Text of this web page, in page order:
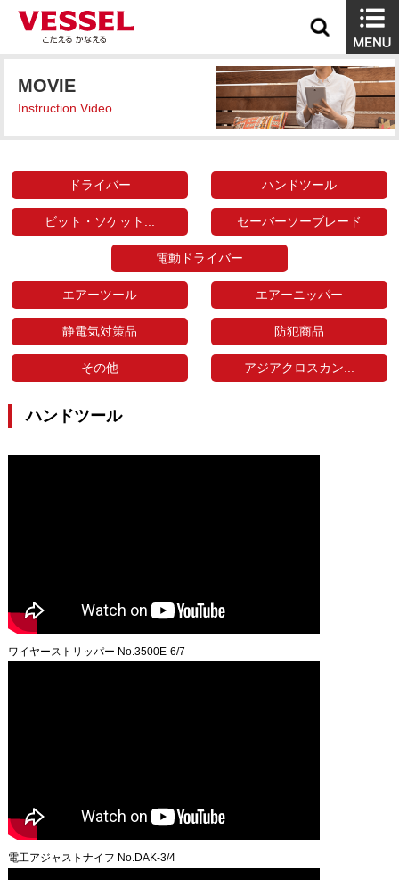
MOVIE
Instruction Video
ドライバー ハンドツール
ビット・ソケット... セーバーソーブレード
電動ドライバー
エアーツール エアーニッパー
静電気対策品 防犯商品
その他 アジアクロスカン...
ハンドツール
ワイヤーストリッパー No.3500E-6/7
電工アジャストナイフ No.DAK-3/4